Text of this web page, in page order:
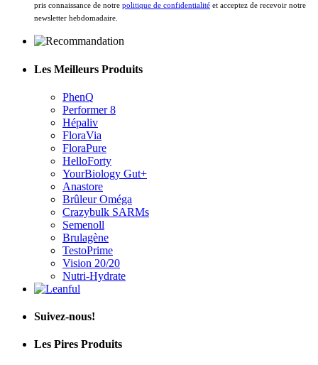
pris connaissance de notre politique de confidentialité et acceptez de recevoir notre
newsletter hebdomadaire.
Les Meilleurs Produits
PhenQ
Performer 8
Hépaliv
FloraVia
FloraPure
HelloForty
YourBiology Gut+
Anastore
Brûleur Oméga
Crazybulk SARMs
Semenoll
Brulagène
TestoPrime
Vision 20/20
Nutri-Hydrate
Suivez-nous!
Les Pires Produits